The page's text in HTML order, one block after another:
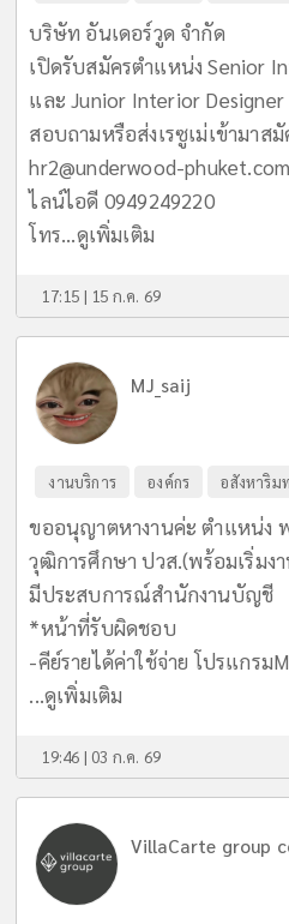
บริษัท อันเดอร์วูด จำกัด
เปิดรับสมัครตำแหน่ง Senior
และ Junior Interior Designer
สอบถามหรือส่งเรซูเม่เข้ามาส
hr2@underwood-phuket.com
ไลน์ไอดี 0949249220
โทร...ดูเพิ่มเติม
17:15 | 15 ก.ค. 69
MJ_saij
งานบริการ องค์กร อสังหาริม
ขออนุญาตหางานค่ะ ตำแหน่ง
วุฒิการศึกษา ปวส.(พร้อมเริ่มง
มีประสบการณ์สำนักงานบัญชี
*หน้าที่รับผิดชอบ
-คีย์รายได้ค่าใช้จ่าย โปรแกรม
...ดูเพิ่มเติม
19:46 | 03 ก.ค. 69
VillaCarte group